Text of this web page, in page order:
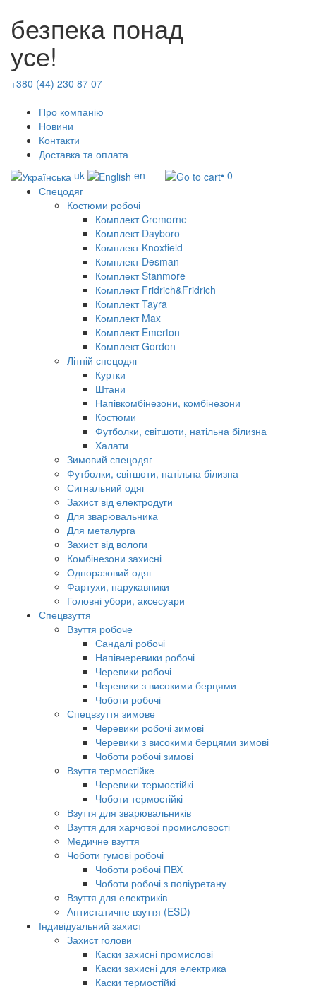
безпека понад
усе!
+380 (44) 230 87 07
Про компанію
Новини
Контакти
Доставка та оплата
uk
en
• 0
Спецодяг
Костюми робочі
Комплект Cremorne
Комплект Dayboro
Комплект Knoxfield
Комплект Desman
Комплект Stanmore
Комплект Fridrich&Fridrich
Комплект Tayra
Комплект Max
Комплект Emerton
Комплект Gordon
Літній спецодяг
Куртки
Штани
Напівкомбінезони, комбінезони
Костюми
Футболки, світшоти, натільна білизна
Халати
Зимовий спецодяг
Футболки, світшоти, натільна білизна
Сигнальний одяг
Захист від електродуги
Для зварювальника
Для металурга
Захист від вологи
Комбінезони захисні
Одноразовий одяг
Фартухи, нарукавники
Головні убори, аксесуари
Спецвзуття
Взуття робоче
Сандалі робочі
Напівчеревики робочі
Черевики робочі
Черевики з високими берцями
Чоботи робочі
Спецвзуття зимове
Черевики робочі зимові
Черевики з високими берцями зимові
Чоботи робочі зимові
Взуття термостійке
Черевики термостійкі
Чоботи термостійкі
Взуття для зварювальників
Взуття для харчової промисловості
Медичне взуття
Чоботи гумові робочі
Чоботи робочі ПВХ
Чоботи робочі з поліуретану
Взуття для електриків
Антистатичне взуття (ESD)
Індивідуальний захист
Захист голови
Каски захисні промислові
Каски захисні для електрика
Каски термостійкі